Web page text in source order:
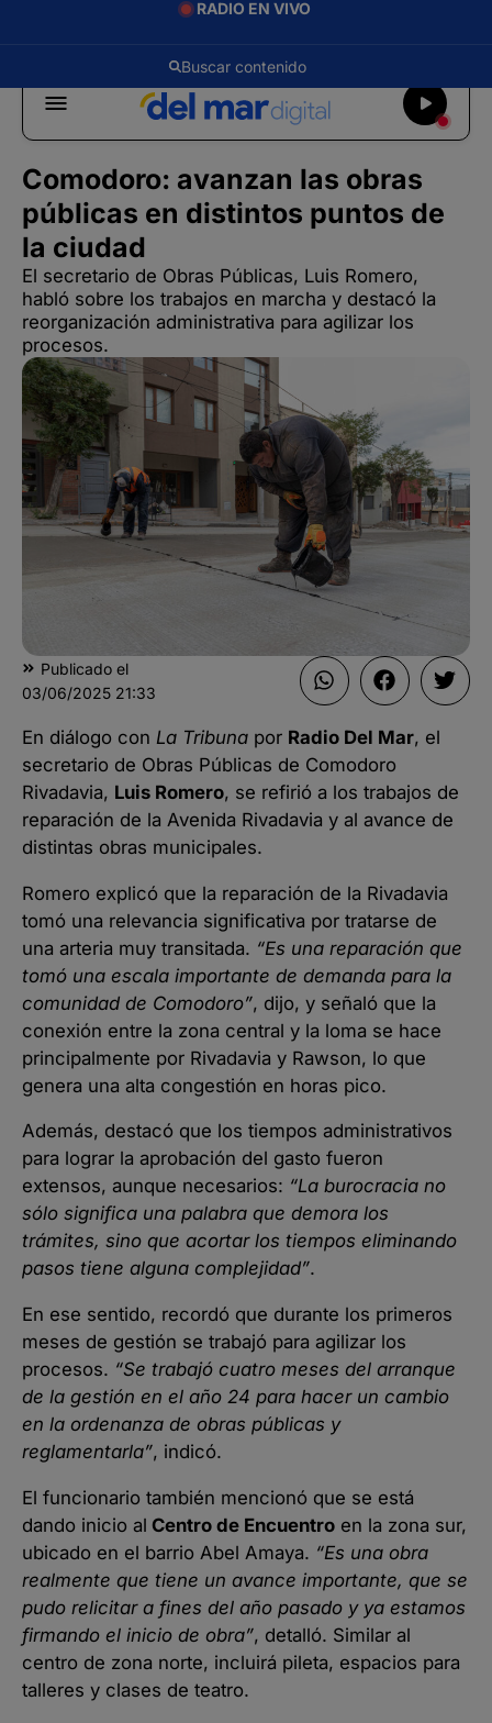
RADIO EN VIVO
Comodoro: avanzan las obras
públicas en distintos puntos de
la ciudad
El secretario de Obras Públicas, Luis Romero,
habló sobre los trabajos en marcha y destacó la
reorganización administrativa para agilizar los
procesos.
Publicado el
03/06/2025 21:33
En diálogo con La Tribuna por Radio Del Mar, el
secretario de Obras Públicas de Comodoro
Rivadavia, Luis Romero, se refirió a los trabajos de
reparación de la Avenida Rivadavia y al avance de
distintas obras municipales.
Romero explicó que la reparación de la Rivadavia
tomó una relevancia significativa por tratarse de
una arteria muy transitada. “Es una reparación que
tomó una escala importante de demanda para la
comunidad de Comodoro”, dijo, y señaló que la
conexión entre la zona central y la loma se hace
principalmente por Rivadavia y Rawson, lo que
genera una alta congestión en horas pico.
Además, destacó que los tiempos administrativos
para lograr la aprobación del gasto fueron
extensos, aunque necesarios: “La burocracia no
sólo significa una palabra que demora los
trámites, sino que acortar los tiempos eliminando
pasos tiene alguna complejidad”.
En ese sentido, recordó que durante los primeros
meses de gestión se trabajó para agilizar los
procesos. “Se trabajó cuatro meses del arranque
de la gestión en el año 24 para hacer un cambio
en la ordenanza de obras públicas y
reglamentarla”, indicó.
El funcionario también mencionó que se está
dando inicio al Centro de Encuentro en la zona sur,
ubicado en el barrio Abel Amaya. “Es una obra
realmente que tiene un avance importante, que se
pudo relicitar a fines del año pasado y ya estamos
firmando el inicio de obra”, detalló. Similar al
centro de zona norte, incluirá pileta, espacios para
talleres y clases de teatro.